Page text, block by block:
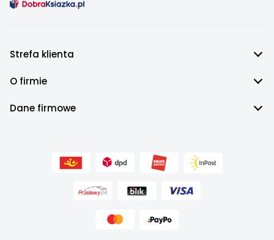
Strefa klienta
O firmie
Dane firmowe